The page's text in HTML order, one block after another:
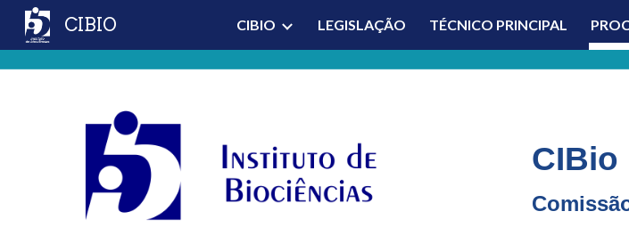
Skip to main content
CIBIO CIBIO LEGISLAÇÃO TÉCNICO PRINCIPAL
CIBio